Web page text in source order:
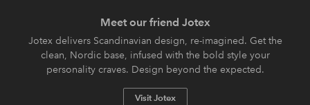
Meet our friend Jotex
Jotex delivers Scandinavian design, re-imagined. Get the
clean, Nordic base, infused with the bold style your
personality craves. Design beyond the expected.
Visit Jotex